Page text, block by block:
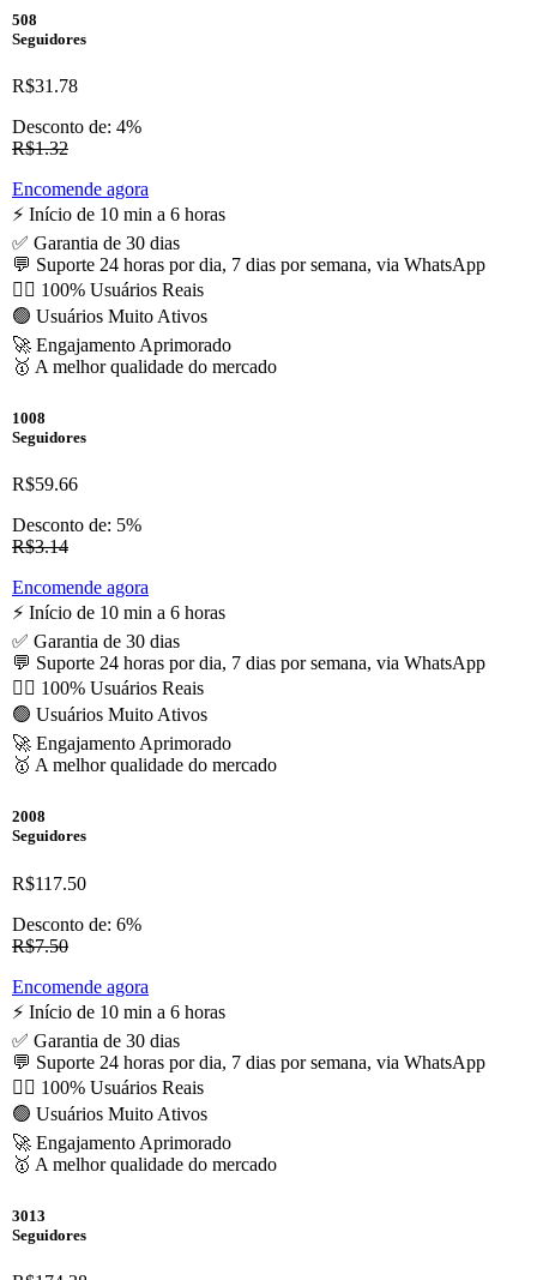
508
Seguidores
R$31.78
Desconto de: 4%
R$1.32
Encomende agora
⚡️ Início de 10 min a 6 horas
✅ Garantia de 30 dias
💬 Suporte 24 horas por dia, 7 dias por semana, via WhatsApp
🙋‍♂️ 100% Usuários Reais
🟢 Usuários Muito Ativos
🚀 Engajamento Aprimorado
🥇 A melhor qualidade do mercado
1008
Seguidores
R$59.66
Desconto de: 5%
R$3.14
Encomende agora
⚡️ Início de 10 min a 6 horas
✅ Garantia de 30 dias
💬 Suporte 24 horas por dia, 7 dias por semana, via WhatsApp
🙋‍♂️ 100% Usuários Reais
🟢 Usuários Muito Ativos
🚀 Engajamento Aprimorado
🥇 A melhor qualidade do mercado
2008
Seguidores
R$117.50
Desconto de: 6%
R$7.50
Encomende agora
⚡️ Início de 10 min a 6 horas
✅ Garantia de 30 dias
💬 Suporte 24 horas por dia, 7 dias por semana, via WhatsApp
🙋‍♂️ 100% Usuários Reais
🟢 Usuários Muito Ativos
🚀 Engajamento Aprimorado
🥇 A melhor qualidade do mercado
3013
Seguidores